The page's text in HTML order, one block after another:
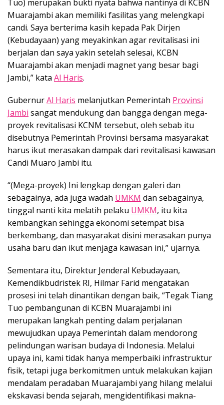
Tuo) merupakan bukti nyata bahwa nantinya di KCBN
Muarajambi akan memiliki fasilitas yang melengkapi
candi. Saya berterima kasih kepada Pak Dirjen
(Kebudayaan) yang meyakinkan agar revitalisasi ini
berjalan dan saya yakin setelah selesai, KCBN
Muarajambi akan menjadi magnet yang besar bagi
Jambi,” kata Al Haris.
GubernurAl Haris melanjutkan Pemerintah Provinsi
Jambi sangat mendukung dan bangga dengan mega-
proyek revitalisasi KCNM tersebut, oleh sebab itu
disebutnya Pemerintah Provinsi bersama masyarakat
harus ikut merasakan dampak dari revitalisasi kawasan
Candi Muaro Jambi itu.
“(Mega-proyek) Ini lengkap dengan galeri dan
sebagainya, ada juga wadah UMKM dan sebagainya,
tinggal nanti kita melatih pelaku UMKM, itu kita
kembangkan sehingga ekonomi setempat bisa
berkembang, dan masyarakat disini merasakan punya
usaha baru dan ikut menjaga kawasan ini,” ujarnya.
Sementara itu, Direktur Jenderal Kebudayaan,
Kemendikbudristek RI, Hilmar Farid mengatakan
prosesi ini telah dinantikan dengan baik, “Tegak Tiang
Tuo pembangunan di KCBN Muarajambi ini
merupakan langkah penting dalam perjalanan
mewujudkan upaya Pemerintah dalam mendorong
pelindungan warisan budaya di Indonesia. Melalui
upaya ini, kami tidak hanya memperbaiki infrastruktur
fisik, tetapi juga berkomitmen untuk melakukan kajian
mendalam peradaban Muarajambi yang hilang melalui
ekskavasi benda sejarah, mengidentifikasi makna-